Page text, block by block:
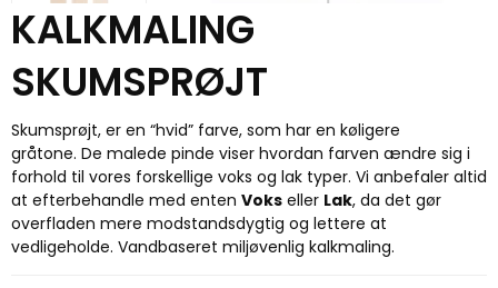
KALKMALING
SKUMSPRØJT
Skumsprøjt, er en “hvid” farve, som har en køligere
gråtone. De malede pinde viser hvordan farven ændre sig i
forhold til vores forskellige voks og lak typer. Vi anbefaler altid
at efterbehandle med enten Voks eller Lak, da det gør
overfladen mere modstandsdygtig og lettere at
vedligeholde. Vandbaseret miljøvenlig kalkmaling.